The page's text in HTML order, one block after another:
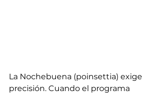
La Nochebuena (poinsettia) exige
precisión. Cuando el programa